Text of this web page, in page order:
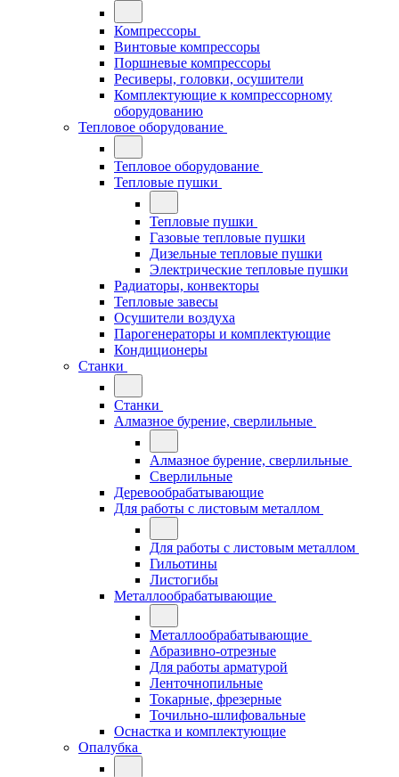
Компрессоры
Винтовые компрессоры
Поршневые компрессоры
Ресиверы, головки, осушители
Комплектующие к компрессорному
оборудованию
Тепловое оборудование
Тепловое оборудование
Тепловые пушки
Тепловые пушки
Газовые тепловые пушки
Дизельные тепловые пушки
Электрические тепловые пушки
Радиаторы, конвекторы
Тепловые завесы
Осушители воздуха
Парогенераторы и комплектующие
Кондиционеры
Станки
Станки
Алмазное бурение, сверлильные
Алмазное бурение, сверлильные
Сверлильные
Деревообрабатывающие
Для работы с листовым металлом
Для работы с листовым металлом
Гильотины
Листогибы
Металлообрабатывающие
Металлообрабатывающие
Абразивно-отрезные
Для работы арматурой
Ленточнопильные
Токарные, фрезерные
Точильно-шлифовальные
Оснастка и комплектующие
Опалубка